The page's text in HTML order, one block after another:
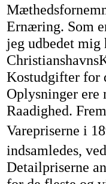
Ernæring. Som
jeg udbedet mig
Kostudgifter for
Oplysninger
Raadighed.
Varepriserne i
indsamledes,
Detailpriserne